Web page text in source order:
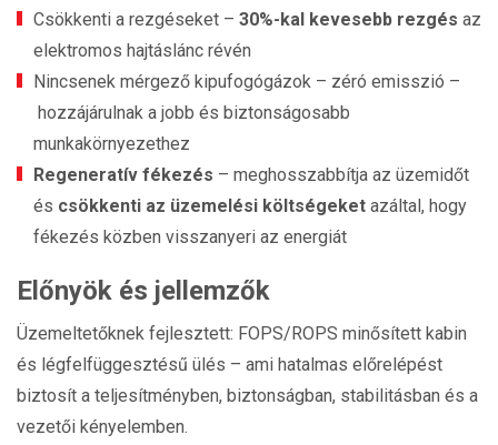
Csökkenti a rezgéseket – 30%-kal kevesebb rezgés az
elektromos hajtáslánc révén
Nincsenek mérgező kipufogógázok – zéró emisszió –
hozzájárulnak a jobb és biztonságosabb
munkakörnyezethez
Regeneratív fékezés – meghosszabbítja az üzemidőt
és csökkenti az üzemelési költségeket azáltal, hogy
fékezés közben visszanyeri az energiát
Előnyök és jellemzők
Üzemeltetőknek fejlesztett: FOPS/ROPS minősített kabin
és légfelfüggesztésű ülés – ami hatalmas előrelépést
biztosít a teljesítményben, biztonságban, stabilitásban és a
vezetői kényelemben.